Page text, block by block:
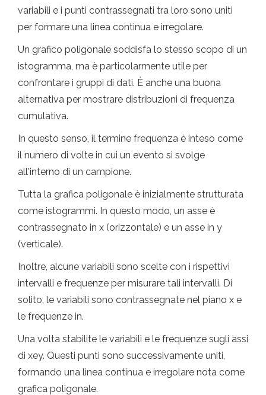
variabili e i punti contrassegnati tra loro sono uniti
per formare una linea continua e irregolare.
Un grafico poligonale soddisfa lo stesso scopo di un
istogramma, ma è particolarmente utile per
confrontare i gruppi di dati. È anche una buona
alternativa per mostrare distribuzioni di frequenza
cumulativa.
In questo senso, il termine frequenza è inteso come
il numero di volte in cui un evento si svolge
all'interno di un campione.
Tutta la grafica poligonale è inizialmente strutturata
come istogrammi. In questo modo, un asse è
contrassegnato in x (orizzontale) e un asse in y
(verticale).
Inoltre, alcune variabili sono scelte con i rispettivi
intervalli e frequenze per misurare tali intervalli. Di
solito, le variabili sono contrassegnate nel piano x e
le frequenze in.
Una volta stabilite le variabili e le frequenze sugli assi
di xey. Questi punti sono successivamente uniti,
formando una linea continua e irregolare nota come
grafica poligonale.